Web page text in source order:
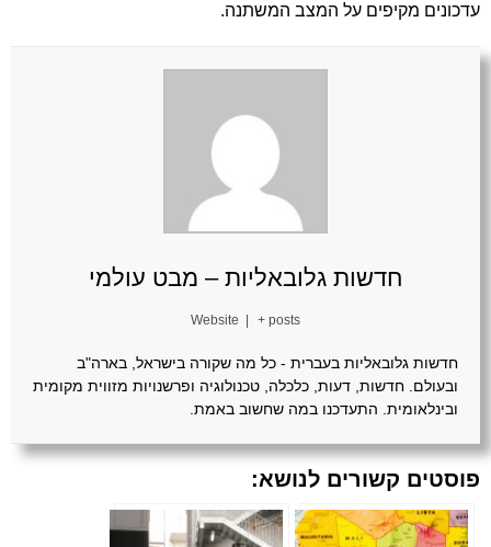
עדכונים מקיפים על המצב המשתנה.
חדשות גלובאליות – מבט עולמי
Website + posts
חדשות גלובאליות בעברית - כל מה שקורה בישראל, בארה"ב
ובעולם. חדשות, דעות, כלכלה, טכנולוגיה ופרשנויות מזווית מקומית
ובינלאומית. התעדכנו במה שחשוב באמת.
פוסטים קשורים לנושא: